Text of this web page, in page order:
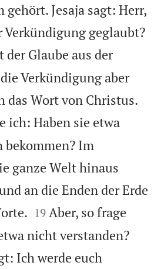
gehört. Jesaja sagt: Herr,
Verkündigung geglaubt?
der Glaube aus der
Verkündigung aber
das Wort von Christus.
ich: Haben sie etwa
Im
ganze Welt hinaus
an die Enden der Erde


19 Aber, so frage
nicht verstanden?
Ich werde euch